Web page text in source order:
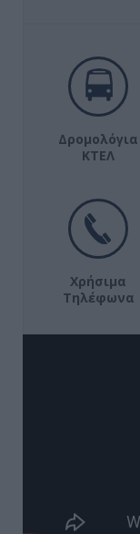
Δρομολόγια
ΚΤΕΛ
Χρήσιμα
Τηλέφωνα